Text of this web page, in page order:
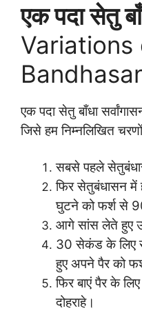
एक पदा सेतु
Variations
एक पदा सेतु बाँधा
जिसे हम निम्नलिखित
सबसे पहले
फिर सेतुबंधासन में
घुटने को फर्श से
आगे सांस लेते हुए
30 सेकंड के लिए
हुए अपने पैर को
फिर बाएं पैर के
दोहराहे।